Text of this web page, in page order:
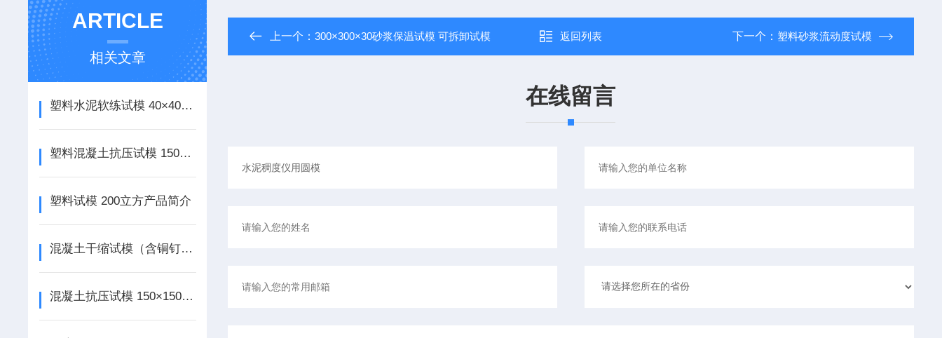
ARTICLE
相关文章
塑料水泥软练试模 40×40×160mm产品简介
塑料混凝土抗压试模 150立方加厚产品简介
塑料试模 200立方产品简介
混凝土干缩试模（含铜钉）100×100×515mm产品介绍
混凝土抗压试模 150×150×550（加厚）产品介绍
上一个：300×300×30砂浆保温试模 可拆卸试模 返回列表 下一个： 塑料砂浆流动度试模
在线留言